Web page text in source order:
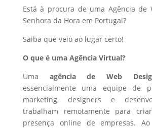
Está à procura de uma Agência de
Senhora da Hora em Portugal?
Saiba que veio ao lugar certo!
O que é uma Agência Virtual?
Uma agência de Web
essencialmente uma equipe de
marketing, designers e
trabalham remotamente para
presença online de empresas.